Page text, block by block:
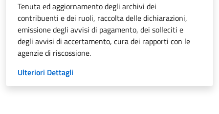
Tenuta ed aggiornamento degli archivi dei
contribuenti e dei ruoli, raccolta delle dichiarazioni,
emissione degli avvisi di pagamento, dei solleciti e
degli avvisi di accertamento, cura dei rapporti con le
agenzie di riscossione.
Ulteriori Dettagli